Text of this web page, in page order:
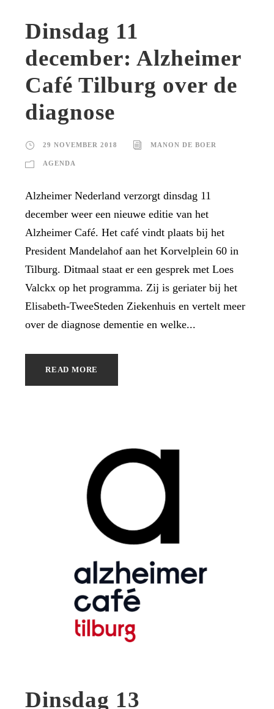
Dinsdag 11
december: Alzheimer
Café Tilburg over de
diagnose
29 NOVEMBER 2018 MANON DE BOER
AGENDA
Alzheimer Nederland verzorgt dinsdag 11
december weer een nieuwe editie van het
Alzheimer Café. Het café vindt plaats bij het
President Mandelahof aan het Korvelplein 60 in
Tilburg. Ditmaal staat er een gesprek met Loes
Valckx op het programma. Zij is geriater bij het
Elisabeth-TweeSteden Ziekenhuis en vertelt meer
over de diagnose dementie en welke...
READ MORE
Dinsdag 13